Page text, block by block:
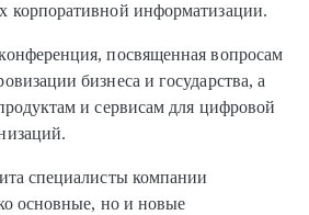
корпоративной информатизации.
посвященная вопросам
бизнеса и государства, а
и сервисам для цифровой
специалисты компании
основные, но и новые